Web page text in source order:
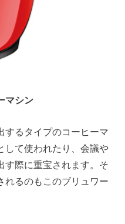
マシン
するタイプのコーヒーマ
して使われたり、会議や
す際に重宝されます。そ
れるのもこのブリュワー